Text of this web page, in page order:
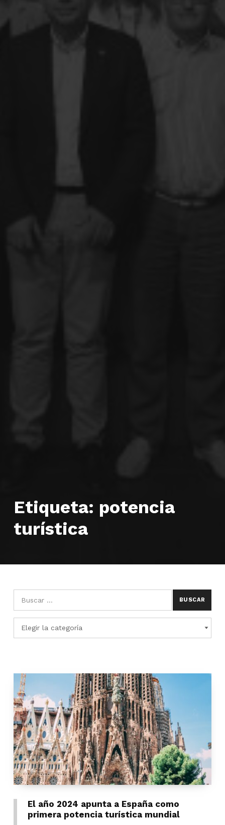
Etiqueta: potencia
turística
Búsqueda para:
CATEGORÍAS
Categorías
El año 2024 apunta a España como
primera potencia turística mundial